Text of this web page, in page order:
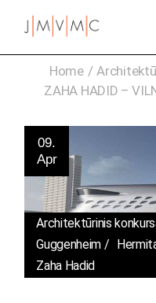
Home
ZAHA HADID –
09.
Apr
Architektūrinis
Guggenheim
Zaha Hadid